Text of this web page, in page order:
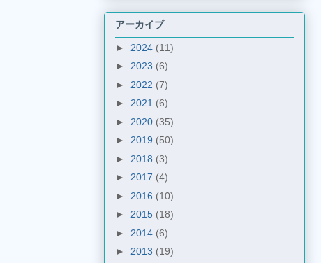
アーカイブ
► 2024 (11)
► 2023 (6)
► 2022 (7)
► 2021 (6)
► 2020 (35)
► 2019 (50)
► 2018 (3)
► 2017 (4)
► 2016 (10)
► 2015 (18)
► 2014 (6)
► 2013 (19)